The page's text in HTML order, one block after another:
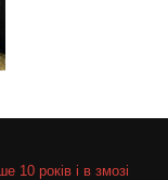
10 років і в змозі